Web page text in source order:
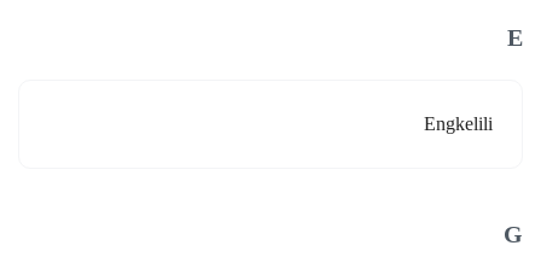
E
Engkelili
G